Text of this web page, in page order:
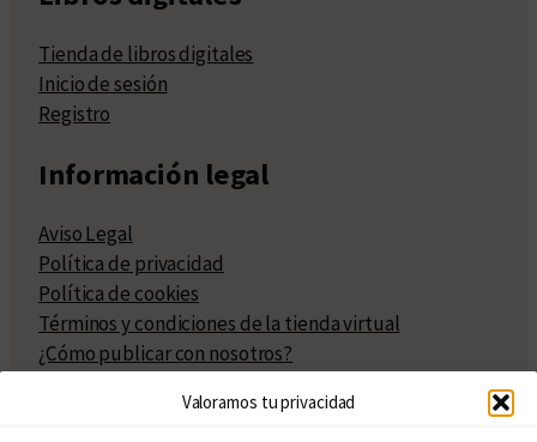
Valoramos tu privacidad
Tienda de libros digitales
Inicio de sesión
Registro
Información legal
Aviso Legal
Política de privacidad
Política de cookies
Términos y condiciones de la tienda virtual
¿Cómo publicar con nosotros?
Políticas de publicación